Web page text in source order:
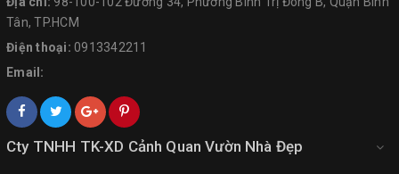
Tân, TP.HCM
Điện thoại: 0913342211
Email:
Cty TNHH TK-XD Cảnh Quan Vườn Nhà Đẹp